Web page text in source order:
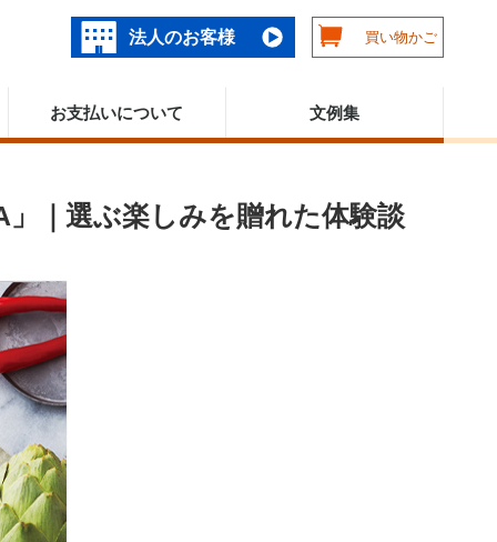
法人のお客様 買い物かご
お支払いについて 文例集
｜選ぶ楽しみを贈れた体験談